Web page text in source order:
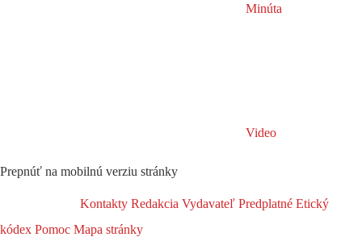
Minúta
Video
Prepnúť na mobilnú verziu stránky
Kontakty Redakcia Vydavateľ Predplatné Etický
kódex Pomoc Mapa stránky